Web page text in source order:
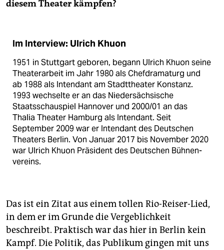
diesem Theater kämpfen?
Im Interview: Ulrich Khuon
1951 in Stuttgart geboren, begann Ulrich Khuon seine
Theaterarbeit im Jahr 1980 als Chefdramaturg und
ab 1988 als Intendant am Stadttheater Konstanz.
1993 wechselte er an das Niedersächsische
Staatsschauspiel Hannover und 2000/01 an das
Thalia Theater Hamburg als Intendant. Seit
September 2009 war er Intendant des Deutschen
Theaters Berlin. Von Januar 2017 bis November 2020
war Ulrich Khuon Präsident des Deutschen Bühnen­
vereins.
Das ist ein Zitat aus einem tollen Rio-Reiser-Lied,
in dem er im Grunde die Vergeblichkeit
beschreibt. Praktisch war das hier in Berlin kein
Kampf. Die Politik, das Publikum gingen mit uns